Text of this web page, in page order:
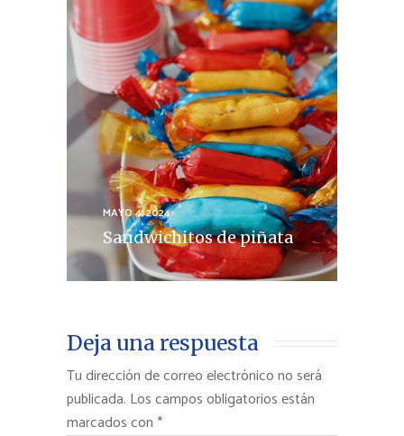
MAYO 4, 2024
Sandwichitos de piñata
Deja una respuesta
Tu dirección de correo electrónico no será
publicada. Los campos obligatorios están
marcados con *